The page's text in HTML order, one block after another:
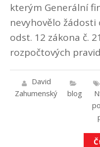
kterým Generální
nevyhovělo
odst. 12 zákona č.
rozpočtových
David
Zahumenský
blog